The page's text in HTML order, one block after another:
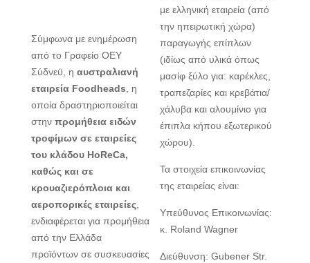
Σύμφωνα με ενημέρωση
από το Γραφείο ΟΕΥ
Σύδνεϋ, η αυστραλιανή
εταιρεία Foodheads , η
οποία δραστηριοποιείται
στην προμήθεια ειδών
τροφίμων σε εταιρείες
του κλάδου HoReCa,
καθώς και σε
κρουαζιερόπλοια και
αεροπορικές εταιρείες
ενδιαφέρεται για προμήθεια
από την Ελλάδα
προϊόντων σε συσκευασίες
με ελληνική εταιρεία (από
την ηπειρωτική χώρα)
παραγωγής επίπλων
(ιδίως από υλικά όπως
μασίφ ξύλο για: καρέκλες,
τραπεζαρίες και κρεβάτια/
χάλυβα και αλουμίνιο για
έπιπλα κήπου εξωτερικού
χώρου).
Τα στοιχεία επικοινωνίας
της εταιρείας είναι:
Υπεύθυνος Επικοινωνίας:
κ. Roland Wagner
Διεύθυνση: Gubener Str.